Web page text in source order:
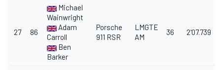
27 86
Michael
Wainwright
Adam
Carroll
Ben
Barker
Porsche
911 RSR
LMGTE
AM
36 2'07.739